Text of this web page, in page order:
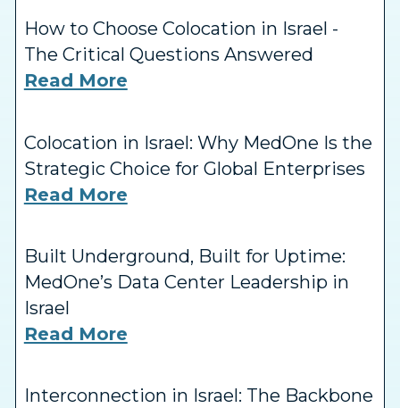
How to Choose Colocation in Israel -
The Critical Questions Answered
Read More
Colocation in Israel: Why MedOne Is the
Strategic Choice for Global Enterprises
Read More
Built Underground, Built for Uptime:
MedOne’s Data Center Leadership in
Israel
Read More
Interconnection in Israel: The Backbone